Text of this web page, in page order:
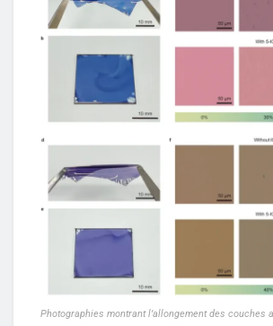
Photographies montrant l’allongement des couches